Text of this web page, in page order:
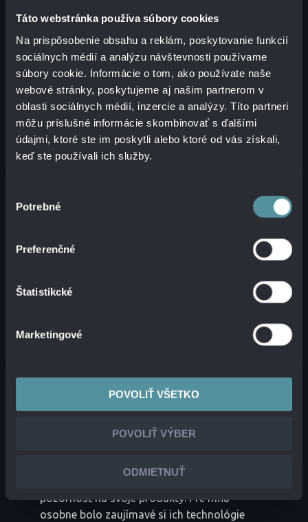
Táto webstránka používa súbory cookies
Na prispôsobenie obsahu a reklám, poskytovanie funkcií
sociálnych médií a analýzu návštevnosti používame
súbory cookie. Informácie o tom, ako používate naše
webové stránky, poskytujeme aj našim partnerom v
oblasti sociálnych médií, inzercie a analýzy. Títo partneri
môžu príslušné informácie skombinovať s ďalšími
údajmi, ktoré ste im poskytli alebo ktoré od vás získali,
keď ste používali ich služby.
súhlasu
Potrebné
Preferenčné
Štatistikcké
Marketingové
POVOLIŤ VŠETKO
POVOLIŤ VÝBER
ODMIETNUŤ
dostupnosti kvalitných dát, na ktorých tieto
modely môžeme trénovať. Preto sa v
budúcnosti budem ešte viac venovať témam
zameraným na data management, data
quality, data monitoring a technikám MLOps,
ktoré umožňujú automatizované
pretrénovanie modelov vždy, keď nastane
zmena v dátach (napr. data drift).
ČO POVAŽUJEŠ ZA NAJVÄČŠIE
VÝHODY A PRÍNOSY SÚŤAŽÍ TOHTO
Myslím, že je to veľmi zaujímavý formát, ako
pozornosť na svoje produkty. Pre mňa
osobne bolo zaujímavé si ich technológie